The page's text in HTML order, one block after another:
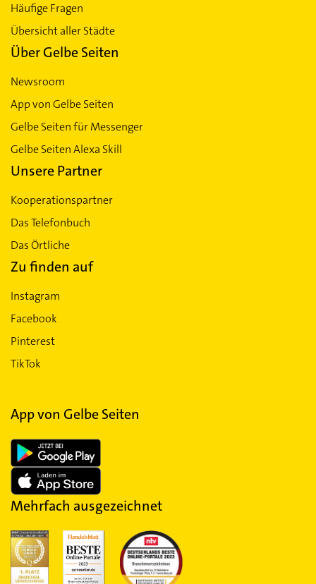
Häufige Fragen
Übersicht aller Städte
Über Gelbe Seiten
Newsroom
App von Gelbe Seiten
Gelbe Seiten für Messenger
Gelbe Seiten Alexa Skill
Unsere Partner
Kooperationspartner
Das Telefonbuch
Das Örtliche
Zu finden auf
Instagram
Facebook
Pinterest
TikTok
App von Gelbe Seiten
Mehrfach ausgezeichnet